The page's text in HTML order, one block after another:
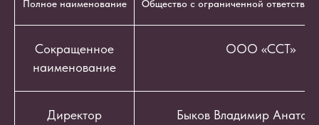
Полное наименование Общество с ограниченной
Сокращенное
наименование
ООО «ССТ»
Директор
Быков Владимир